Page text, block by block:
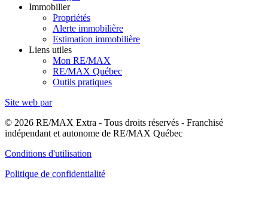
Immobilier
Propriétés
Alerte immobilière
Estimation immobilière
Liens utiles
Mon RE/MAX
RE/MAX Québec
Outils pratiques
Site web par
© 2026 RE/MAX Extra - Tous droits réservés - Franchisé
indépendant et autonome de RE/MAX Québec
Conditions d'utilisation
Politique de confidentialité